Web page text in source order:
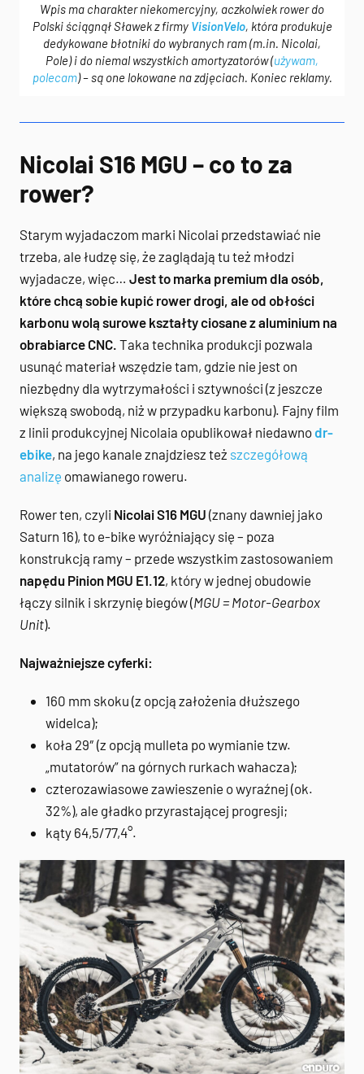
Wpis ma charakter niekomercyjny, aczkolwiek rower do
Polski ściągnął Sławek z firmy VisionVelo, która produkuje
dedykowane błotniki do wybranych ram (m.in. Nicolai,
Pole) i do niemal wszystkich amortyzatorów (używam,
polecam) – są one lokowane na zdjęciach. Koniec reklamy.
Nicolai S16 MGU – co to za
rower?
Starym wyjadaczom marki Nicolai przedstawiać nie
trzeba, ale łudzę się, że zaglądają tu też młodzi
wyjadacze, więc… Jest to marka premium dla osób,
które chcą sobie kupić rower drogi, ale od obłości
karbonu wolą surowe kształty ciosane z aluminium na
obrabiarce CNC. Taka technika produkcji pozwala
usunąć materiał wszędzie tam, gdzie nie jest on
niezbędny dla wytrzymałości i sztywności (z jeszcze
większą swobodą, niż w przypadku karbonu). Fajny film
z linii produkcyjnej Nicolaia opublikował niedawnodr-
ebike, na jego kanale znajdziesz też szczegółową
analizę omawianego roweru.
Rower ten, czyli Nicolai S16 MGU (znany dawniej jako
Saturn 16), to e-bike wyróżniający się – poza
konstrukcją ramy – przede wszystkim zastosowaniem
napędu Pinion MGU E1.12, który w jednej obudowie
łączy silnik i skrzynię biegów (MGU = Motor-Gearbox
Unit).
Najważniejsze cyferki:
160 mm skoku (z opcją założenia dłuższego
widelca);
koła 29″ (z opcją mulleta po wymianie tzw.
„mutatorów” na górnych rurkach wahacza);
czterozawiasowe zawieszenie o wyraźnej (ok.
32%), ale gładko przyrastającej progresji;
kąty 64,5/77,4°.